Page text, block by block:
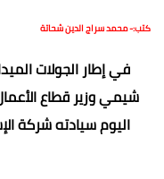
كتب:- محمد سراج الدين شحاتة
في إطار الجولات
شيمي وزير قطاع
اليوم سيادته شركة